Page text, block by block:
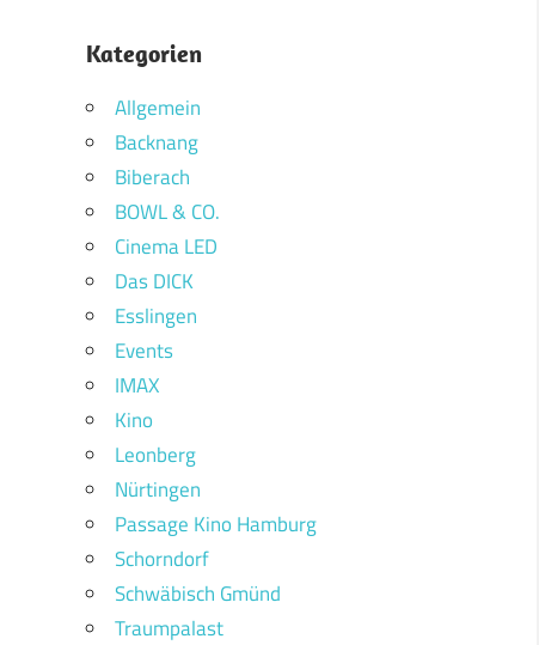
Kategorien
Allgemein
Backnang
Biberach
BOWL & CO.
Cinema LED
Das DICK
Esslingen
Events
IMAX
Kino
Leonberg
Nürtingen
Passage Kino Hamburg
Schorndorf
Schwäbisch Gmünd
Traumpalast